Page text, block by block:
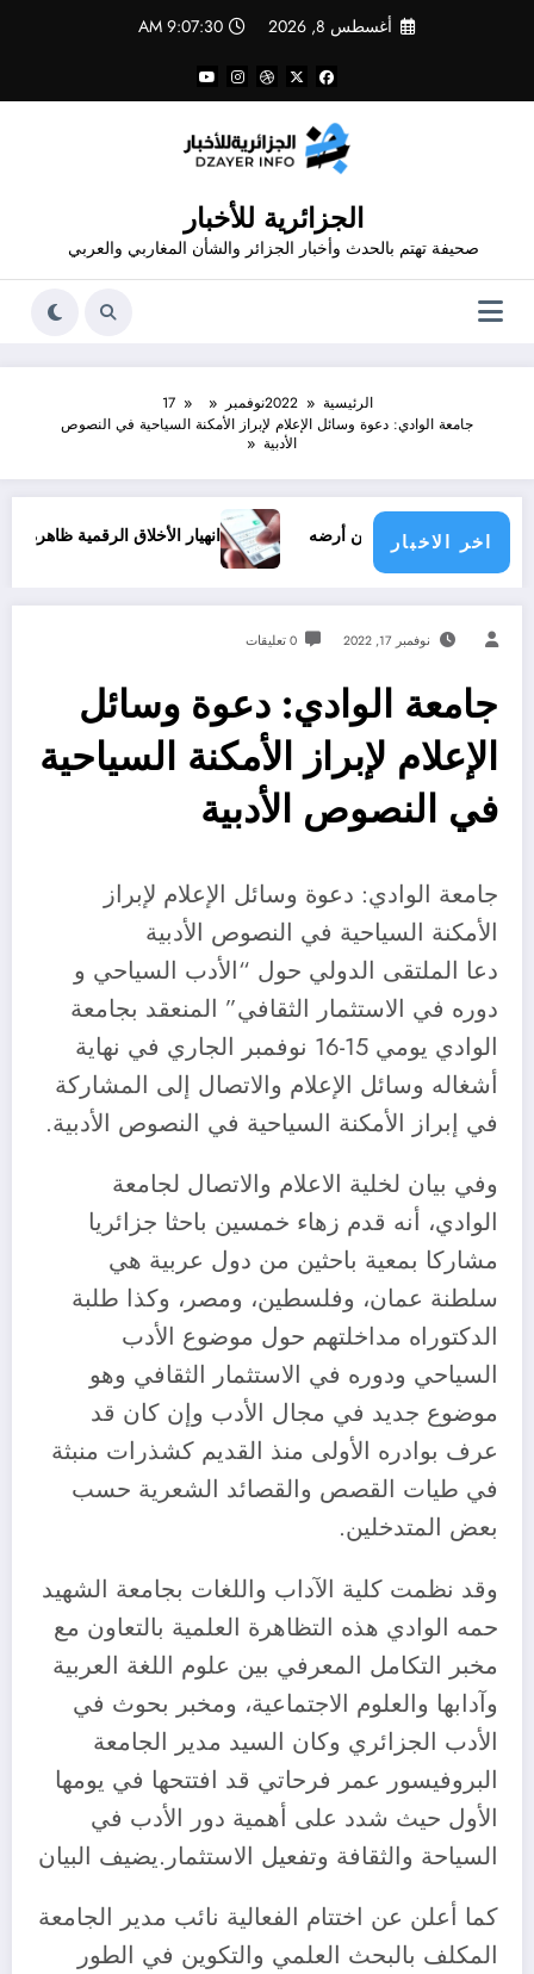
أغسطس 8, 2026 9:07:30 AM
الجزائرية للأخبار
صحيفة تهتم بالحدث وأخبار الجزائر والشأن المغاربي والعربي
الرئيسية 2022نوفمبر
17
جامعة الوادي: دعوة وسائل الإعلام لإبراز الأمكنة السياحية في النصوص
الأدبية
اخر الاخبار
من أرضه انهيار الأخلاق الرقمية ظاهرة الشتائم
نوفمبر 17, 2022 0 تعليقات
جامعة الوادي: دعوة وسائل
الإعلام لإبراز الأمكنة السياحية
في النصوص الأدبية
جامعة الوادي: دعوة وسائل الإعلام لإبراز
الأمكنة السياحية في النصوص الأدبية
دعا الملتقى الدولي حول “الأدب السياحي و
دوره في الاستثمار الثقافي” المنعقد بجامعة
الوادي يومي 15-16 نوفمبر الجاري في نهاية
أشغاله وسائل الإعلام والاتصال إلى المشاركة
في إبراز الأمكنة السياحية في النصوص الأدبية.
وفي بيان لخلية الاعلام والاتصال لجامعة
الوادي، أنه قدم زهاء خمسين باحثا جزائريا
مشاركا بمعية باحثين من دول عربية هي
سلطنة عمان، وفلسطين، ومصر، وكذا طلبة
الدكتوراه مداخلتهم حول موضوع الأدب
السياحي ودوره في الاستثمار الثقافي وهو
موضوع جديد في مجال الأدب وإن كان قد
عرف بوادره الأولى منذ القديم كشذرات منبثة
في طيات القصص والقصائد الشعرية حسب
بعض المتدخلين.
وقد نظمت كلية الآداب واللغات بجامعة الشهيد
حمه الوادي هذه التظاهرة العلمية بالتعاون مع
مخبر التكامل المعرفي بين علوم اللغة العربية
وآدابها والعلوم الاجتماعية، ومخبر بحوث في
الأدب الجزائري وكان السيد مدير الجامعة
البروفيسور عمر فرحاتي قد افتتحها في يومها
الأول حيث شدد على أهمية دور الأدب في
السياحة والثقافة وتفعيل الاستثمار.يضيف البيان
كما أعلن عن اختتام الفعالية نائب مدير الجامعة
المكلف بالبحث العلمي والتكوين في الطور